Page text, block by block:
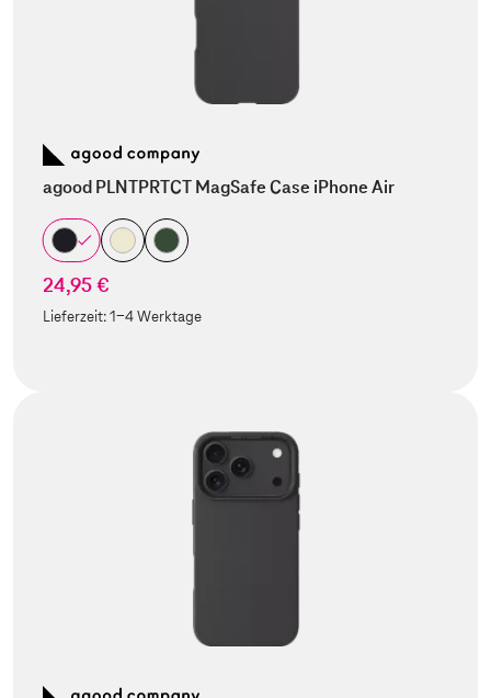
agood PLNTPRTCT MagSafe Case iPhone Air
24,95 €
Lieferzeit:1-4 Werktage